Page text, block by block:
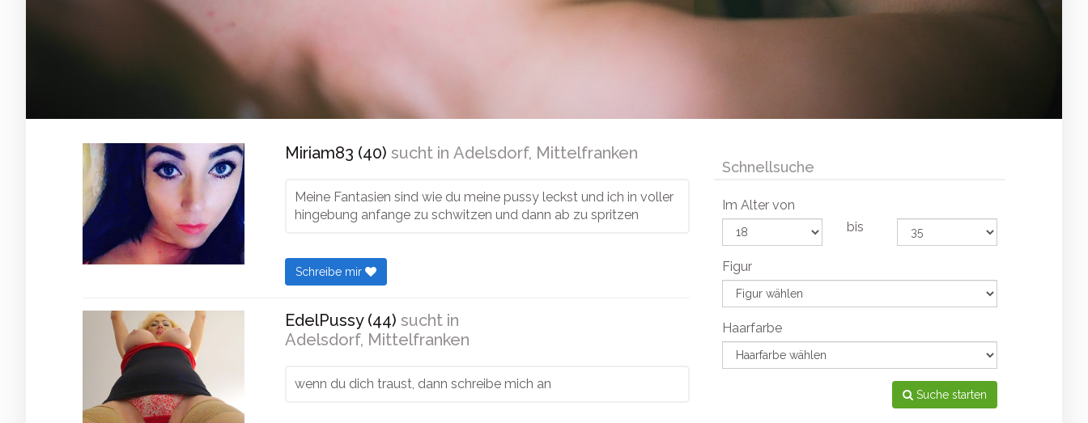
Miriam83 (40) sucht in Adelsdorf, Mittelfranken
Meine Fantasien sind wie du meine pussy leckst und ich in voller
hingebung anfange zu schwitzen und dann ab zu spritzen
Schreibe mir
EdelPussy (44) sucht in
Adelsdorf, Mittelfranken
wenn du dich traust, dann schreibe mich an
Schnellsuche
Im Alter von
bis
Figur
Haarfarbe
Suche starten